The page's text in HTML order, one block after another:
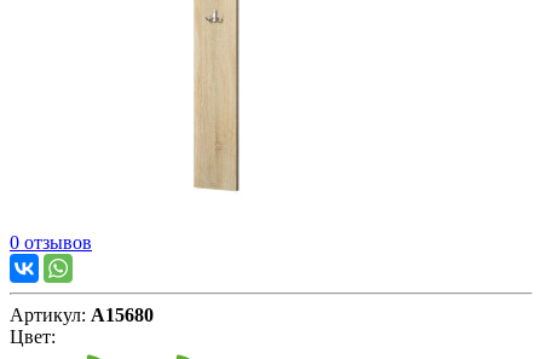
0 отзывов
Артикул: А15680
Цвет: